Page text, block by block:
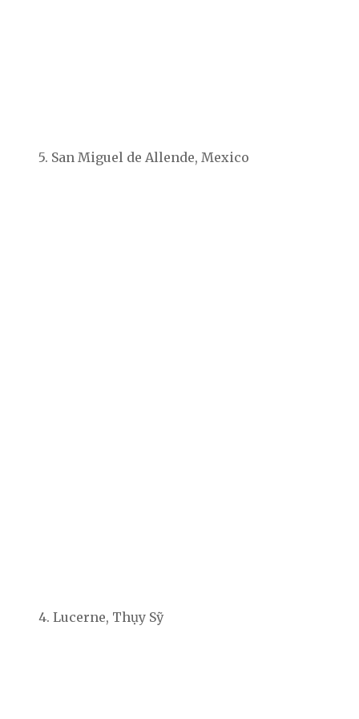
5. San Miguel de Allende, Mexico
4. Lucerne, Thụy Sỹ